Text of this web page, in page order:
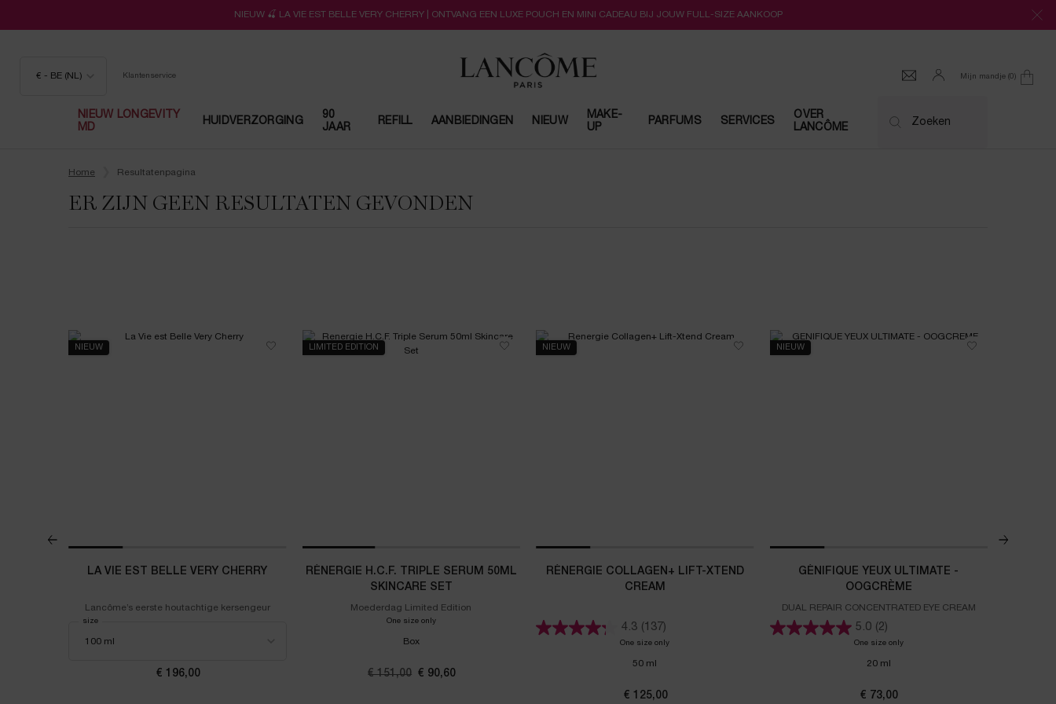
NIEUW 🍒 LA VIE EST BELLE VERY CHERRY | ONTVANG EEN LUXE POUCH EN MINI CADEAU BIJ JOUW FULL-SIZE AANKOOP
€ - BE (NL) Klantenservice Mijn mandje 0
0 product
NIEUW LONGEVITY
MD
HUIDVERZORGING
90
JAAR
REFILL AANBIEDINGEN NIEUW
MAKE-
UP
PARFUMS SERVICES
OVER
LANCÔME
Zoeken
Home
Resultatenpagina
ER ZIJN GEEN RESULTATEN GEVONDEN
NIEUW
LA VIE EST BELLE VERY CHERRY
Lancôme’s eerste houtachtige kersengeur
Select a
size
€ 196,00
LIMITED EDITION
RÉNERGIE H.C.F. TRIPLE SERUM 50ML
SKINCARE SET
Moederdag Limited Edition
One size onlyfor Rénergie H.C.F. Triple Serum 50ml Skincare Set
Box
Oude prijs
€ 151,00 Nieuwe prijs
€ 90,60
NIEUW
RÉNERGIE COLLAGEN+ LIFT-XTEND
CREAM
4.3 (137)
One size only
50 ml
€ 125,00
NIEUW
GÉNIFIQUE YEUX ULTIMATE -
OOGCRÈME
DUAL REPAIR CONCENTRATED EYE CREAM
5.0 (2)
One size onlyfor GÉNIFIQUE YEUX ULTIMATE -
20 ml
€ 73,00